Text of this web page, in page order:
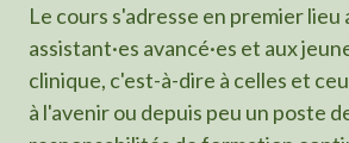
Le cours s'adresse en premier lieu
assistant·es avancé·es et aux
clinique, c'est-à-dire à celles et
à l'avenir ou depuis peu un poste